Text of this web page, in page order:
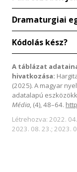
Dramaturgiai
Kódolás kész?
A táblázat
hivatkozása:
(2025). A magyar
adatalapú
Média, (4), 48–64.
Létrehozva: 2022.
2023. 08. 23.; 2023.